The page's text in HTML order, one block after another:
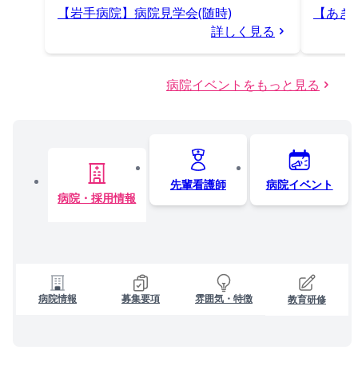
【岩手病院】病院見学会(随時)
詳しく見る
【あ
病院イベントをもっと見る
病院・採用情報
先輩看護師 病院イベント
病院情報 募集要項 雰囲気・特徴 教育研修